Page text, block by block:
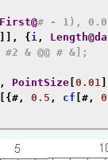
First@# - 1),
{i ,
#2 & @@ # &];
, PointSize [0.01
[{#, 0.5 , cf [#,